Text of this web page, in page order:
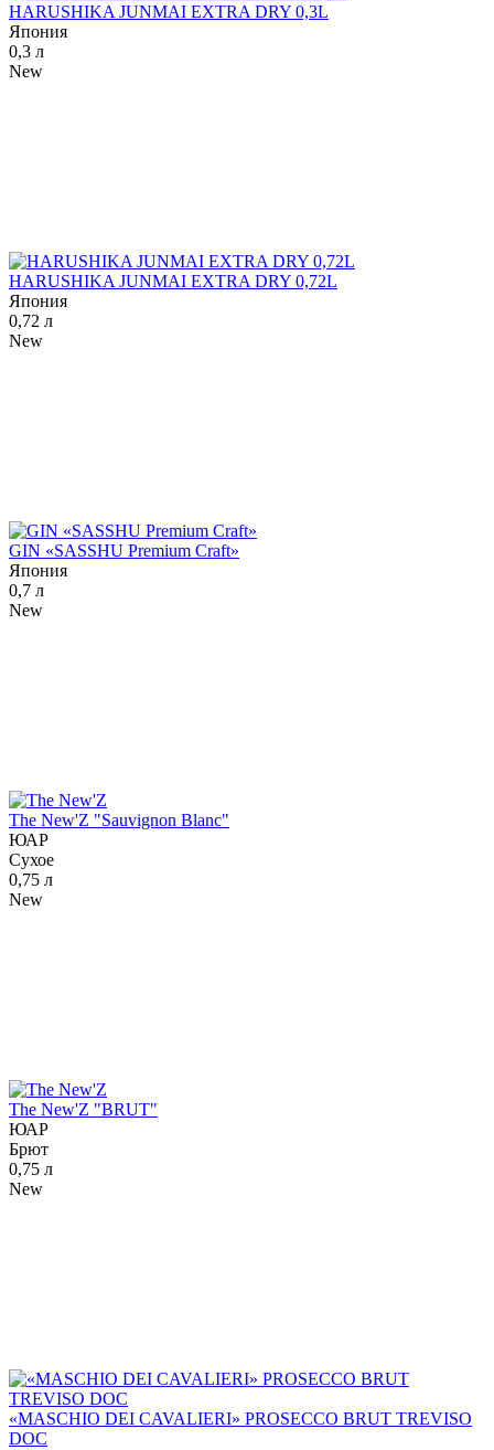
HARUSHIKA JUNMAI EXTRA DRY 0,3L
Япония
0,3 л
New
HARUSHIKA JUNMAI EXTRA DRY 0,72L
Япония
0,72 л
New
GIN «SASSHU Premium Craft»
Япония
0,7 л
New
The New'Z "Sauvignon Blanc"
ЮАР
Сухое
0,75 л
New
The New'Z "BRUT"
ЮАР
Брют
0,75 л
New
«MASCHIO DEI CAVALIERI» PROSECCO BRUT TREVISO
DOC